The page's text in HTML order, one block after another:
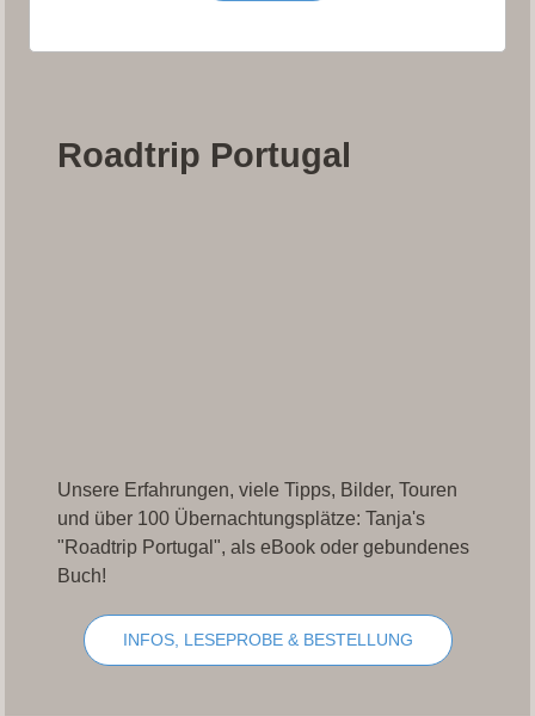
Roadtrip Portugal
Unsere Erfahrungen, viele Tipps, Bilder, Touren
und über 100 Übernachtungsplätze: Tanja's
"Roadtrip Portugal", als eBook oder gebundenes
Buch!
INFOS, LESEPROBE & BESTELLUNG